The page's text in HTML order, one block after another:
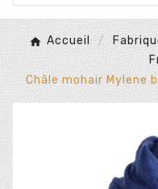
Accueil
Châle mohair Mylene